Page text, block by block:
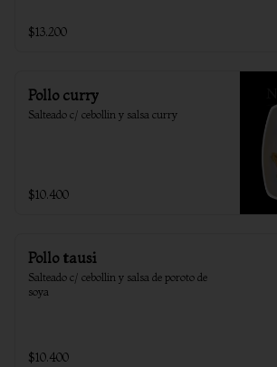
$13.200
Pollo curry
Salteado c/ cebollin y salsa curry
$10.400
Pollo tausi
Salteado c/ cebollin y salsa de poroto de
soya
$10.400